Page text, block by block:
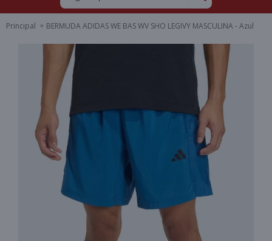
Principal BERMUDA ADIDAS WE BAS WV SHO LEGIVY MASCULINA - Azul